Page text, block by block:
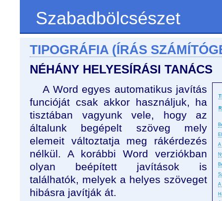
Szabadbölcsészet
TIPOGRÁFIA (ÍRÁS
NÉHÁNY HELYESÍRÁSI TANÁCS
A
A
A Word egyes automatikus javítás
funcióját csak akkor használjuk, ha
tisztában vagyunk vele, hogy az
általunk begépelt szöveg mely
elemeit változtatja meg rákérdezés
nélkül. A korábbi Word verziókban
olyan beépített javítások is
találhatók, melyek a helyes szöveget
hibásra javítják át.